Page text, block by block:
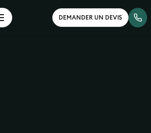
DEMANDER UN DEVIS